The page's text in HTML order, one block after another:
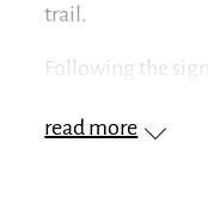
trail.
Following the
read more